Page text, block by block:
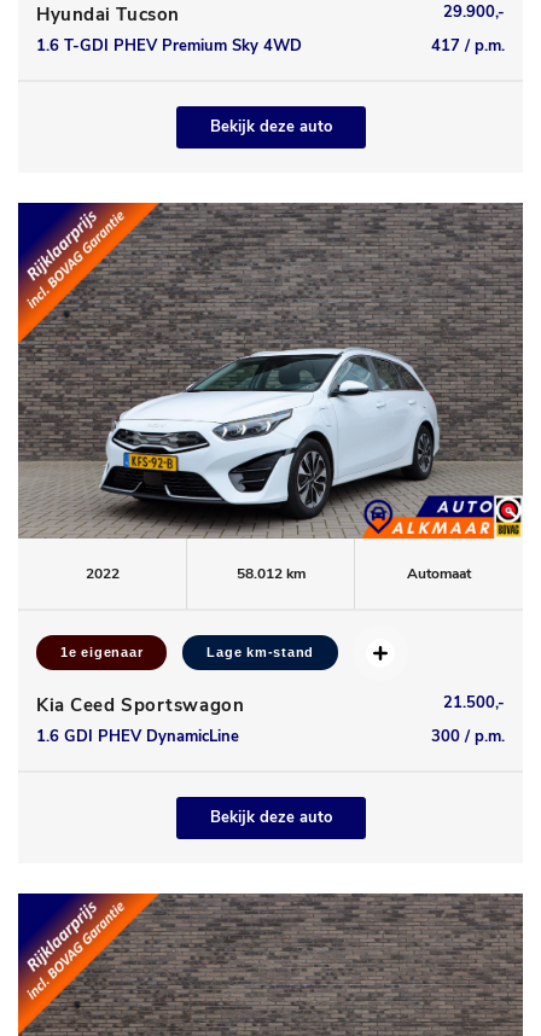
Hyundai Tucson
29.900,-
1.6 T-GDI PHEV Premium Sky 4WD
417 / p.m.
Bekijk deze auto
2022 58.012 km Automaat
1e eigenaar Lage km-stand
Kia Ceed Sportswagon
21.500,-
1.6 GDI PHEV DynamicLine
300 / p.m.
Bekijk deze auto